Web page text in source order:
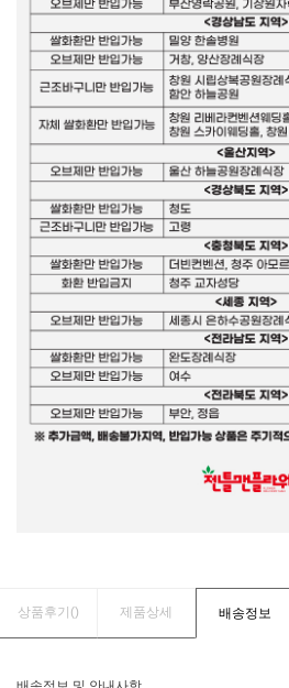
상품후기() 제품상세 배송정보